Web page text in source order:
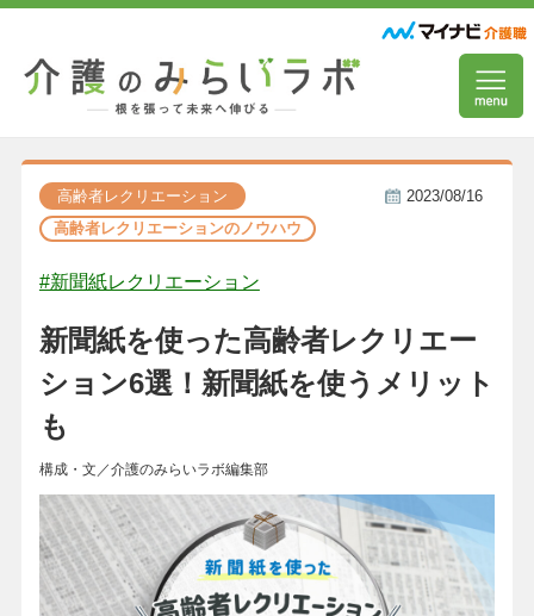
高齢者レクリエーション
高齢者レクリエーションのノウハウ
2023/08/16
#新聞紙レクリエーション
新聞紙を使った高齢者レクリエー
ション6選！新聞紙を使うメリット
も
構成・文／介護のみらいラボ編集部